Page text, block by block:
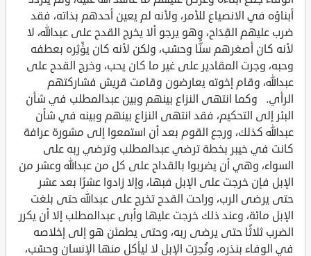
أبناؤه في الانصياع للأمر، ولأنه لم يعين أحدهم بذاته، فقد
ضرب عليهم القِدَاح، وهو يرجو ألا يخرج القدح على عبدالله، لا
لأنه كان أصغرهم سنًّا وحسْب، ولكن لأنه كان يؤْثِره بعطفه
وحبه، وجرت المقادير على غير ما كان يحب، وخرج القدح على
عبدالله، وقام إخوته يعارضون وقامت قريش فشاركتهم
الرأي. وكما انتهى النزاع بينهم وبين عبدالمطلب في شأن
البئر إلى التحكيم، فقد انتهى النزاع بينهم وبينه في شأن
عبدالله كذلك، ورجع القوم بعد أن استمعوا إلى مشورة عرافة
كانت في خيبر بخطة ترضي عبدالمطلب وترضي ربه على
السواء، وهي أن يضربوا بالقداح على كل من عبدالله وعشر من
الإبل فإن خرجت على الإبل فبها، وإلا زادوا عشرًا بعد عشر
حتى يرضى الرب، وراحت القدح تخرج على عبدالله حتى بلغت
الإبل مائة، وعند ذلك خرجت عليها وأبى عبدالمطلب إلا أن يكرر
الضرب ثلاثًا حتى يرضى ربه، وحتى يطمئن هو إلى إخلاصه
في الوفاء بنذره، ونُحِرَت الإبل لا ليأكل منها الإنسان وحسْب،